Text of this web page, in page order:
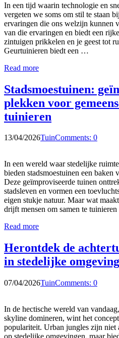
In een tijd waarin technologie en
vergeten we soms om stil te staan
ervaringen die ons welzijn kunnen
van die ervaringen en biedt een
zintuigen prikkelen en je geest tot
Geurtuinieren biedt een …
Read more
Stadsmoestuinen:
plekken voor
tuinieren
13/04/2026TuinComments: 0
In een wereld waar stedelijke
bieden stadsmoestuinen een baken
Deze geïmproviseerde tuinen
stadsleven en vormen een
eigen stukje natuur. Maar wat
drijft mensen om samen te
Read more
Herontdek de
in stedelijke
07/04/2026TuinComments: 0
In de hectische wereld van
skyline domineren, wint het
populariteit. Urban jungles zijn niet